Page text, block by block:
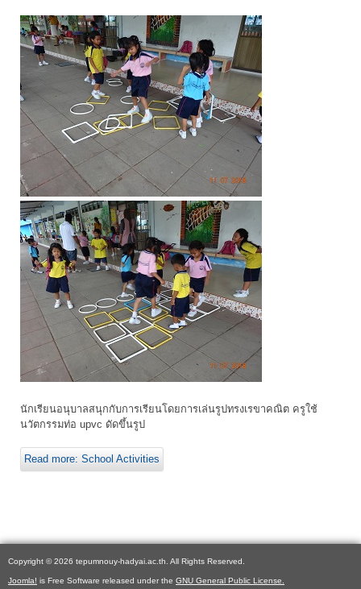
นักเรียนอนุบาลสนุกกับการเรียนโดยการเล่นรูปทรงเรขาคณิต ครูใช้
นวัตกรรมท่อ upvc ดัดขึ้นรูป
Read more: School Activities
Copyright © 2026 tepumnouy-hadyai.ac.th. All Rights Reserved.
Joomla! is Free Software released under the GNU General Public License.